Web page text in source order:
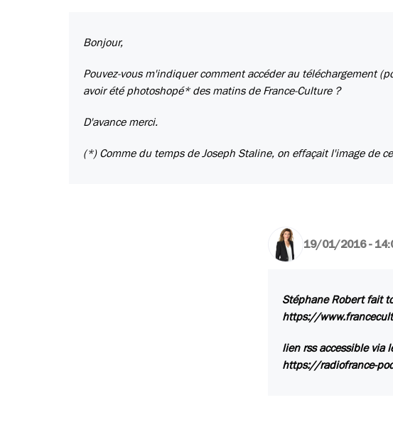
Bonjour,
Pouvez-vous m'indiquer comment accéder au téléchargement
avoir été photoshopé* des matins de France-Culture ?
D'avance merci.
(*) Comme du temps de Joseph Staline, on effaçait l'image de
19/01/2016 -
Stéphane Robert fait
https://
lien rss accessible via
https://radiofrance-